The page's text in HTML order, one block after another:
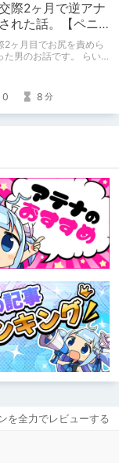
際2ヶ月で逆アナ
れた話。【ペニ
2ヶ月目でお尻を責めら
た男のお話です。 らい
チ体験談#2【逆アナ
0 8 分
を全力でレビューする